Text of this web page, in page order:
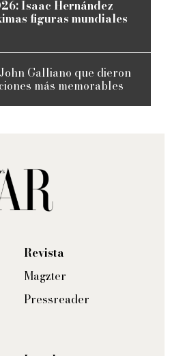
Isaac Hernández
figuras mundiales
Galliano que dieron
más memorables
Revista
Magzter
Pressreader